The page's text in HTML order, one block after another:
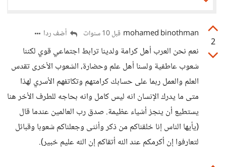
2
mohamed binothman قبل 10 سنوات أضف ردا
نعم نحن العرب أهل كرامة ولدينا ترابط اجتماعي قوي لكننا
شعوب عاطفية ولسنا أهل علم وحضارة، الشعوب الأخرى تقدس
العلم والعمل ربما على حسابك كرامتهم وتكاتفهم الأسري لهذا
متى ما يدرك الإنسان انه ليس كامل وانه بحاجه للطرف الأخر هنا
يستطيع أن ينجز أشياء عظيمة. صدق رب العالمين عندما قال
(يأيها الناس إنا خلقناكم من ذكر وأنثى وجعلناكم شعوبا وقبائل
لتعارفوا إن أكرمكم عند الله أتقاكم إن الله عليم خبير).